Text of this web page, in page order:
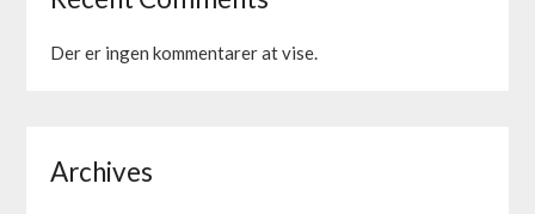
Der er ingen kommentarer at vise.
Archives